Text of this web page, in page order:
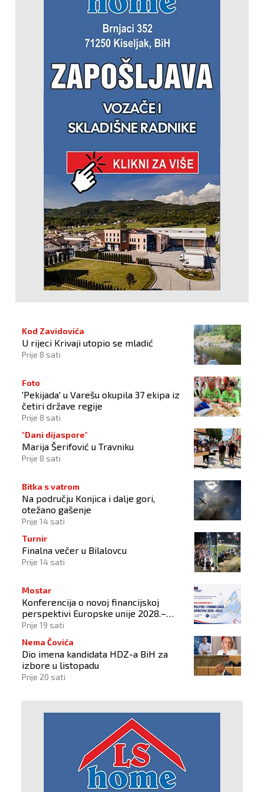
Kod Zavidovića
U rijeci Krivaji utopio se mladić
Prije 8 sati
Foto
'Pekijada' u Varešu okupila 37 ekipa iz
četiri države regije
Prije 8 sati
"Dani dijaspore"
Marija Šerifović u Travniku
Prije 8 sati
Bitka s vatrom
Na području Konjica i dalje gori,
otežano gašenje
Prije 14 sati
Turnir
Finalna večer u Bilalovcu
Prije 14 sati
Mostar
Konferencija o novoj financijskoj
perspektivi Europske unije 2028.–
2034.
Prije 19 sati
Nema Čovića
Dio imena kandidata HDZ-a BiH za
izbore u listopadu
Prije 20 sati